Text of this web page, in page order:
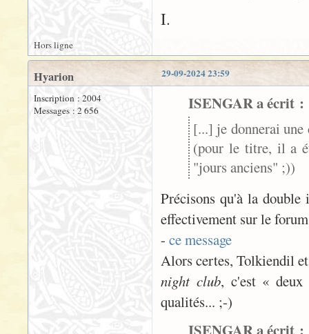
I.
Hors ligne
29-09-2024 23:59
Hyarion
Inscription : 2004
Messages : 2 656
ISENGAR a écrit :
[...] je donnerai
(pour le titre, il a
"jours anciens" ;))
Précisons qu'à la
effectivement sur le
- ce message
Alors certes, Tolkiendil
night club, c'est « deux
qualités... ;-)